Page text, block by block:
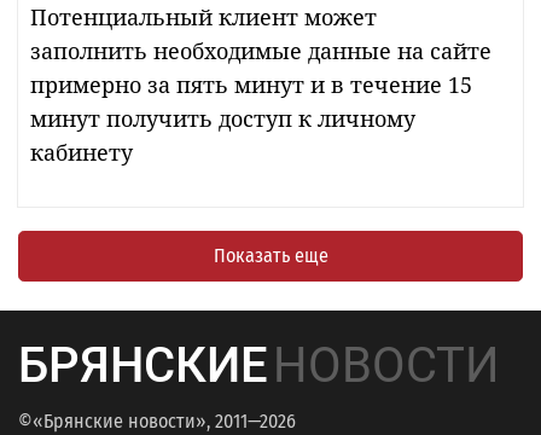
Потенциальный клиент может
заполнить необходимые данные на сайте
примерно за пять минут и в течение 15
минут получить доступ к личному
кабинету
Показать еще
БРЯНСКИЕНОВОСТИ
©«Брянские новости», 2011—2026